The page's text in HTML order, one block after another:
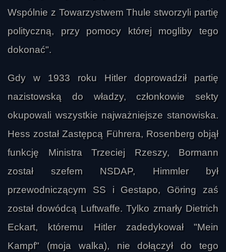
Wspólnie z Towarzystwem Thule stworzyli partię
polityczną, przy pomocy której mogliby tego
dokonać".
Gdy w 1933 roku Hitler doprowadził partię
nazistowską do władzy, członkowie sekty
okupowali wszystkie najważniejsze stanowiska.
Hess został Zastępcą Führera, Rosenberg objął
funkcję Ministra Trzeciej Rzeszy, Bormann
został szefem NSDAP, Himmler był
przewodniczącym SS i Gestapo, Göring zaś
został dowódcą Luftwaffe. Tylko zmarły Dietrich
Eckart, któremu Hitler zadedykował "Mein
Kampf" (moja walka), nie dołączył do tego